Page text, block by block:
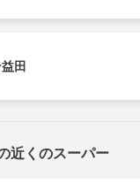
田
近くのスーパー